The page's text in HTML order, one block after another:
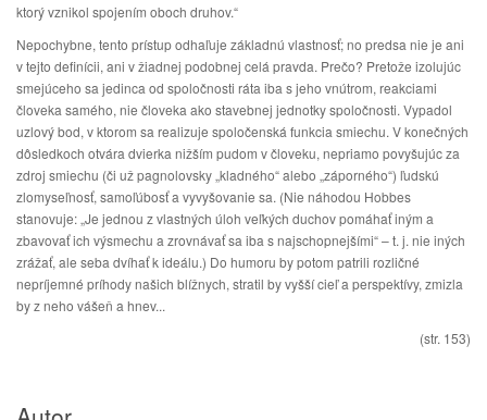
ktorý vznikol spojením oboch druhov.“
Nepochybne, tento prístup odhaľuje základnú vlastnosť; no predsa nie je ani
v tejto definícii, ani v žiadnej podobnej celá pravda. Prečo? Pretože izolujúc
smejúceho sa jedinca od spoločnosti ráta iba s jeho vnútrom, reakciami
človeka samého, nie človeka ako stavebnej jednotky spoločnosti. Vypadol
uzlový bod, v ktorom sa realizuje spoločenská funkcia smiechu. V konečných
dôsledkoch otvára dvierka nižším pudom v človeku, nepriamo povyšujúc za
zdroj smiechu (či už pagnolovsky „kladného“ alebo „záporného“) ľudskú
zlomyseľnosť, samoľúbosť a vyvyšovanie sa. (Nie náhodou Hobbes
stanovuje: „Je jednou z vlastných úloh veľkých duchov pomáhať iným a
zbavovať ich výsmechu a zrovnávať sa iba s najschopnejšími“ – t. j. nie iných
zrážať, ale seba dvíhať k ideálu.) Do humoru by potom patrili rozličné
nepríjemné príhody našich blížnych, stratil by vyšší cieľ a perspektívy, zmizla
by z neho vášeň a hnev...
(str. 153)